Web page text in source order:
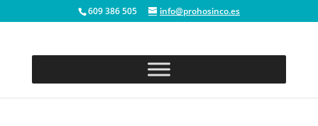
609 386 505 info@prohosinco.es